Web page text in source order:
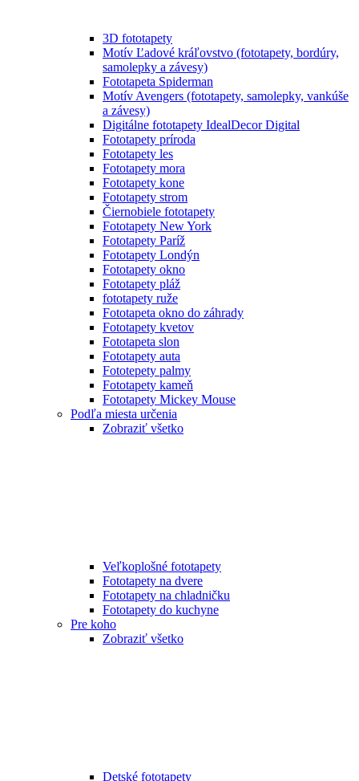
3D fototapety
Motív Ľadové kráľovstvo (fototapety, bordúry,
samolepky a závesy)
Fototapeta Spiderman
Motív Avengers (fototapety, samolepky, vankúše
a závesy)
Digitálne fototapety IdealDecor Digital
Fototapety príroda
Fototapety les
Fototapety mora
Fototapety kone
Fototapety strom
Čiernobiele fototapety
Fototapety New York
Fototapety Paríž
Fototapety Londýn
Fototapety okno
Fototapety pláž
fototapety ruže
Fototapeta okno do záhrady
Fototapety kvetov
Fototapeta slon
Fototapety auta
Fototepety palmy
Fototapety kameň
Fototapety Mickey Mouse
Podľa miesta určenia
Zobraziť všetko
Veľkoplošné fototapety
Fototapety na dvere
Fototapety na chladničku
Fototapety do kuchyne
Pre koho
Zobraziť všetko
Detské fototapety